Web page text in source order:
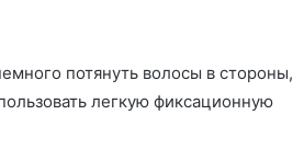
потянуть волосы в стороны,
легкую фиксационную